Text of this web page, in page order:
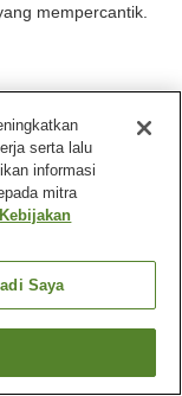
mempercantik.
Hotel Yunishigawa
serta lalu
informasi
mitra
Kebijakan
Saya